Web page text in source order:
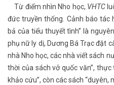
Từ điểm nhìn Nho học, VHTC
đức truyền thống. Cảnh báo tác
bả của tiểu thuyết tình” là
phụ nữ ly dị, Dương Bá Trạc đặt
nhà Nho học, các nhà viết sách
thời của sách vở quốc văn”,
khảo cứu”, còn các sách “duyên,